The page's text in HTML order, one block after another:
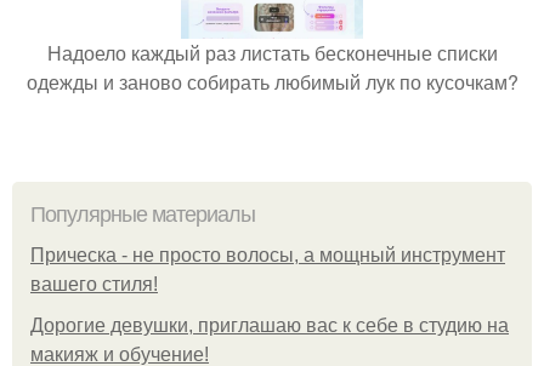
Надоело каждый раз листать бесконечные списки
одежды и заново собирать любимый лук по кусочкам?
Популярные материалы
Прическа - не просто волосы, а мощный инструмент
вашего стиля!
Дорогие девушки, приглашаю вас к себе в студию на
макияж и обучение!